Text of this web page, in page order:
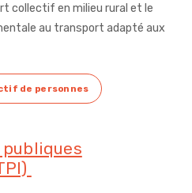
collectif en milieu rural et le
au transport adapté aux
de personnes